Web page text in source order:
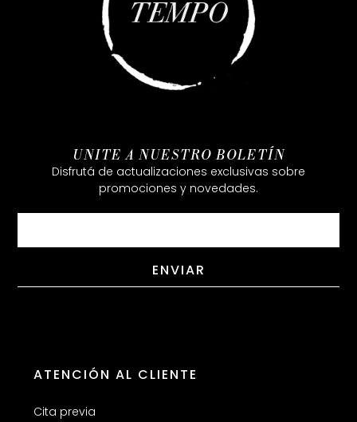
UNITE A NUESTRO BOLETÍN
Disfrutá de actualizaciones exclusivas sobre
promociones y novedades.
ENVIAR
ATENCIÓN AL CLIENTE
Cita previa